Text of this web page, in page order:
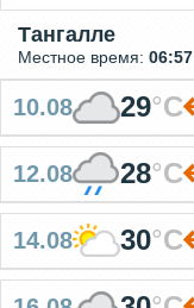
Тангалле
Местное время: 06:57
10.08 29°C
12.08 28°C
14.08 30°C